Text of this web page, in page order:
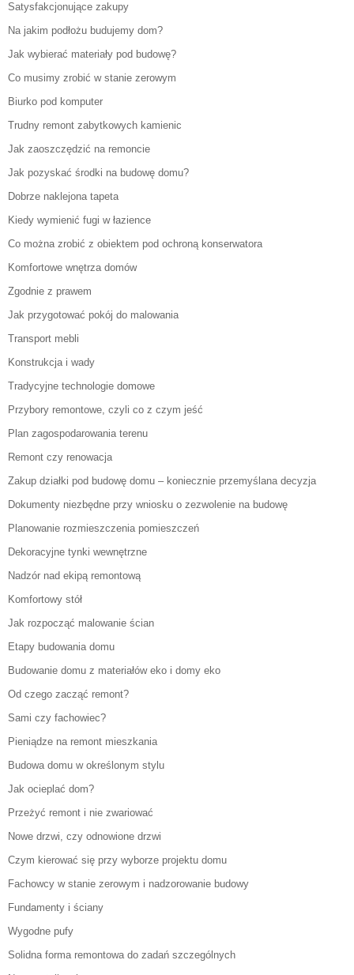
Satysfakcjonujące zakupy
Na jakim podłożu budujemy dom?
Jak wybierać materiały pod budowę?
Co musimy zrobić w stanie zerowym
Biurko pod komputer
Trudny remont zabytkowych kamienic
Jak zaoszczędzić na remoncie
Jak pozyskać środki na budowę domu?
Dobrze naklejona tapeta
Kiedy wymienić fugi w łazience
Co można zrobić z obiektem pod ochroną konserwatora
Komfortowe wnętrza domów
Zgodnie z prawem
Jak przygotować pokój do malowania
Transport mebli
Konstrukcja i wady
Tradycyjne technologie domowe
Przybory remontowe, czyli co z czym jeść
Plan zagospodarowania terenu
Remont czy renowacja
Zakup działki pod budowę domu – koniecznie przemyślana decyzja
Dokumenty niezbędne przy wniosku o zezwolenie na budowę
Planowanie rozmieszczenia pomieszczeń
Dekoracyjne tynki wewnętrzne
Nadzór nad ekipą remontową
Komfortowy stół
Jak rozpocząć malowanie ścian
Etapy budowania domu
Budowanie domu z materiałów eko i domy eko
Od czego zacząć remont?
Sami czy fachowiec?
Pieniądze na remont mieszkania
Budowa domu w określonym stylu
Jak ocieplać dom?
Przeżyć remont i nie zwariować
Nowe drzwi, czy odnowione drzwi
Czym kierować się przy wyborze projektu domu
Fachowcy w stanie zerowym i nadzorowanie budowy
Fundamenty i ściany
Wygodne pufy
Solidna forma remontowa do zadań szczególnych